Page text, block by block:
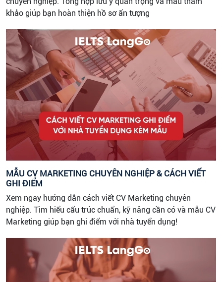
khảo giúp bạn hoàn thiện hồ sơ ấn tượng
MẪU CV MARKETING CHUYÊN NGHIỆP & CÁCH VIẾT
GHI ĐIỂM
Xem ngay hướng dẫn cách viết CV Marketing chuyên
nghiệp. Tìm hiểu cấu trúc chuẩn, kỹ năng cần có và mẫu CV
Marketing giúp bạn ghi điểm với nhà tuyển dụng!